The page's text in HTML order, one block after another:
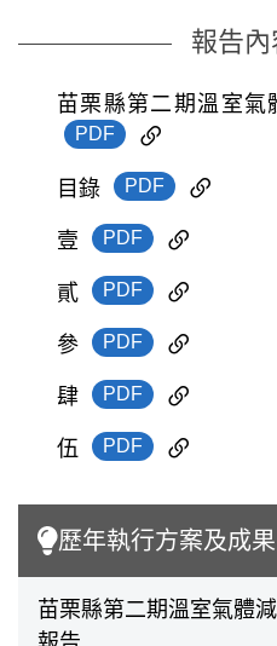
報告
苗栗縣第二期溫室氣
PDF
目錄 PDF
壹 PDF
貳 PDF
參 PDF
肆 PDF
伍 PDF
歷年執行方案及成果
苗栗縣第二期溫室氣體